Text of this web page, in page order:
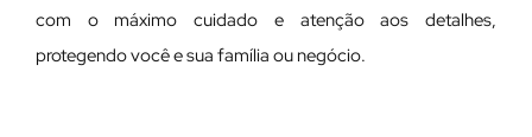
com o máximo cuidado e atenção aos detalhes,
protegendo você e sua família ou negócio.